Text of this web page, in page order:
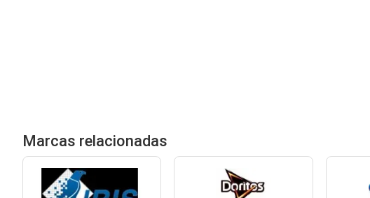
Marcas relacionadas